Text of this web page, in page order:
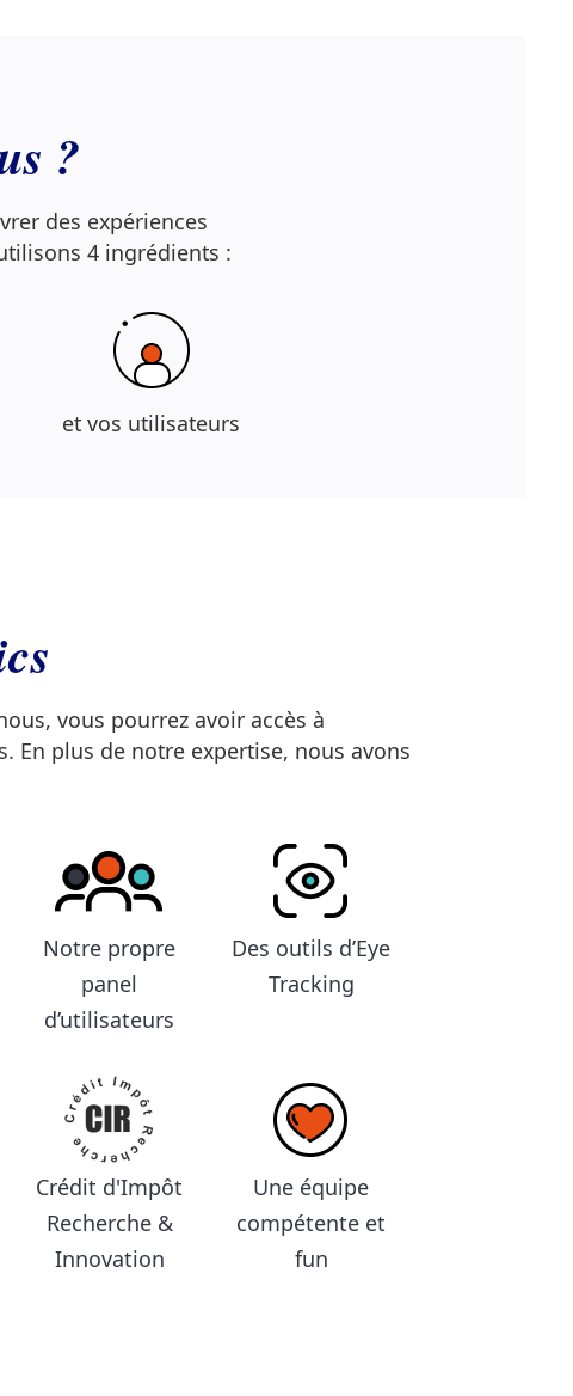
?
des expériences
4 ingrédients :
et vos utilisateurs
vous pourrez avoir accès à
En plus de notre expertise, nous avons
Notre propre
panel
d’utilisateurs
Des outils d’Eye
Tracking
Crédit d'Impôt
Recherche &
Innovation
Une équipe
compétente et
fun